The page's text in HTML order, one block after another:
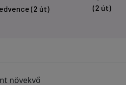
(2 út)
(2 út)